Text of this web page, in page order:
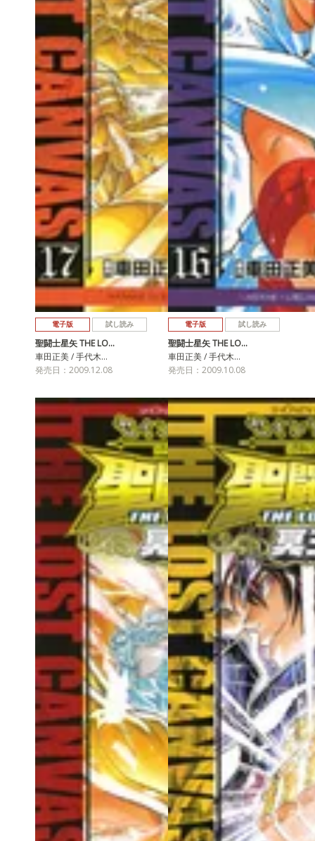
電子版 試し読み
聖闘士星矢 THE LO…
車田正美 / 手代木…
発売日：2009.12.08
電子版 試し読み
聖闘士星矢 THE LO…
車田正美 / 手代木…
発売日：2009.10.08